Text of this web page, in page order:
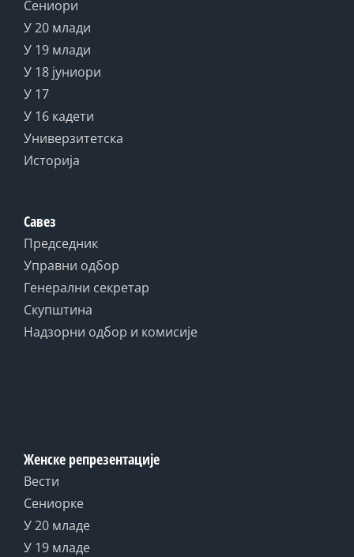
Сениори
У 20 млади
У 19 млади
У 18 јуниори
У 17
У 16 кадети
Универзитетска
Историја
Савез
Председник
Управни одбор
Генерални секретар
Скупштина
Надзорни одбор и комисије
Женске репрезентације
Вести
Сениорке
У 20 младе
У 19 младе